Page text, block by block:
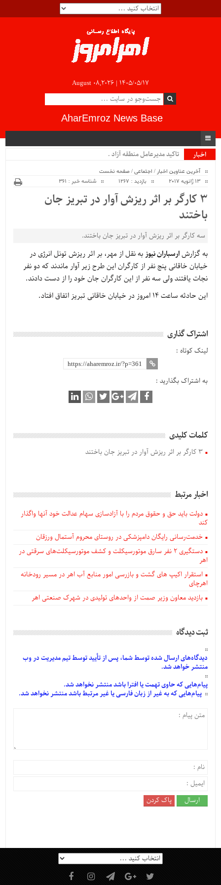
August 08,2026 | ۱۴۰۵/۰۵/۱۷
AharEmroz News Base
اخبار
تاکید مدیرعامل منطقه آزاد ار.
آخرین عناوین اخبار / اجتماعی/صفحه نخست
13 ژانویه 2017
بازدید : 1267 شناسه خبر : 361
۳ کارگر بر اثر ریزش آوار در تبریز جان
باختند
سه کارگر بر اثر ریزش آوار در تبریز جان باختند.
به گزارشارسباران نیوز به نقل از مهر، بر اثر ریزش تونل انرژی در
خیابان خاقانی پنج نفر از کارگران این طرح زیر آوار ماندند که دو نفر
نجات یافتند ولی سه نفر از این کارگران جان خود را از دست دادند.
این حادثه ساعت ۱۴ امروز در خیابان خاقانی تبریز اتفاق افتاد.
اشتراک گذاری
لینک کوتاه :
به اشتراک بگذارید :
کلمات کلیدی
۳ کارگر بر اثر ریزش آوار در تبریز جان باختند
اخبار مرتبط
دولت باید حق و حقوق مردم را با آزادسازی سهام عدالت خود آنها واگذار
کند
خدمت‌رسانی رایگان دامپزشکی در روستای محروم آستمال ورزقان
دستگيری ۲ نفر سارق موتورسیکلت و کشف موتورسیکلت‌های سرقتی در
اهر
استقرار اکیپ های گشت و بازرسی امور منابع آب اهر در مسیر رودخانه
اهرچای
بازدید معاون وزیر صمت از واحدهای تولیدی در شهرک صنعتی اهر
ثبت دیدگاه
دیدگاه‌هایارسالشدهتوسط شما، پس ازتأییدتوسط تیم مدیریت در وب
منتشر خواهد شد.
پیام‌هاییکه حاوی تهمت یا افترا باشد منتشر نخواهد شد.
پیام‌هاییکه به غیر از زبان فارسی یا غیر مرتبط باشد منتشر نخواهد شد.